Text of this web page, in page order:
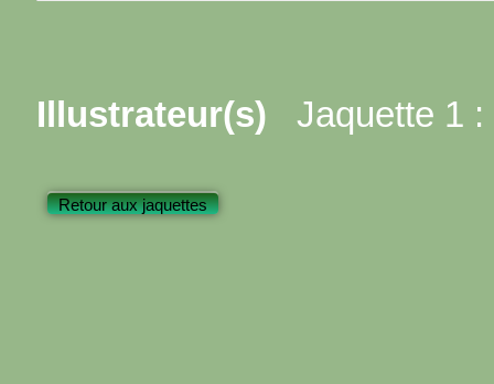
Illustrateur(s) Jaquette 1 :
Retour aux jaquettes